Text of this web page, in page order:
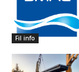
Fil info